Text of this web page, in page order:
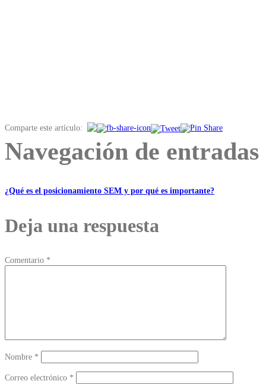
Comparte este artículo:
Navegación de entradas
¿Qué es el posicionamiento SEM y por qué es importante?
Deja una respuesta
Comentario *
Nombre *
Correo electrónico *